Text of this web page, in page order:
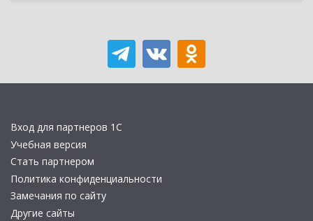
Вход для партнеров 1С
Учебная версия
Стать партнером
Политика конфиденциальности
Замечания по сайту
Другие сайты